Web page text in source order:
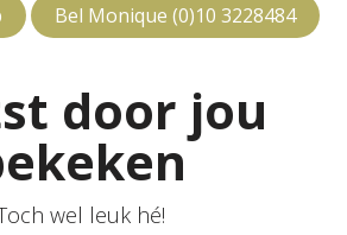
Bel Monique (0)10 3228484
door jou
wel leuk hé!